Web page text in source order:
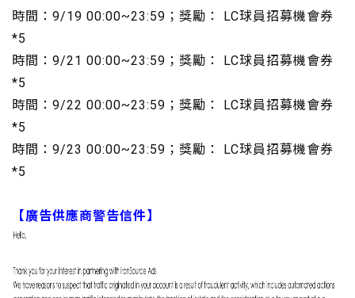
時間：9/19 00:00~23:59；獎勵：
LC球員招募機會券
*5
時間：9/21 00:00~23:59；獎勵：
LC球員招募機會券
*5
時間：9/22 00:00~23:59；獎勵：
LC球員招募機會券
*5
時間：9/23 00:00~23:59；獎勵：
LC球員招募機會券
*5
【廣告供應商警告信件】